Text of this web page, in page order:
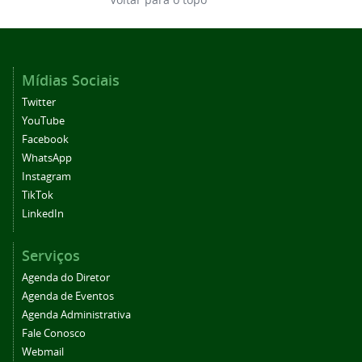
Mídias Sociais
Twitter
YouTube
Facebook
WhatsApp
Instagram
TikTok
LinkedIn
Serviços
Agenda do Diretor
Agenda de Eventos
Agenda Administrativa
Fale Conosco
Webmail